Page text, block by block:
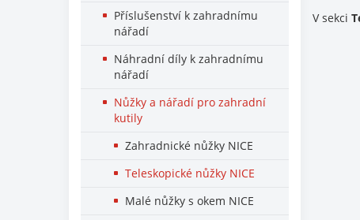
Příslušenství k zahradnímu
nářadí
Náhradní díly k zahradnímu
nářadí
Nůžky a nářadí pro zahradní
kutily
Zahradnické nůžky NICE
Teleskopické nůžky NICE
Malé nůžky s okem NICE
V sekci